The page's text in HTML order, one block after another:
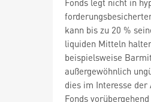
kann bis zu 20 %
liquiden Mitteln
beispielsweise
außergewöhnlich
dies im Interesse
Fonds